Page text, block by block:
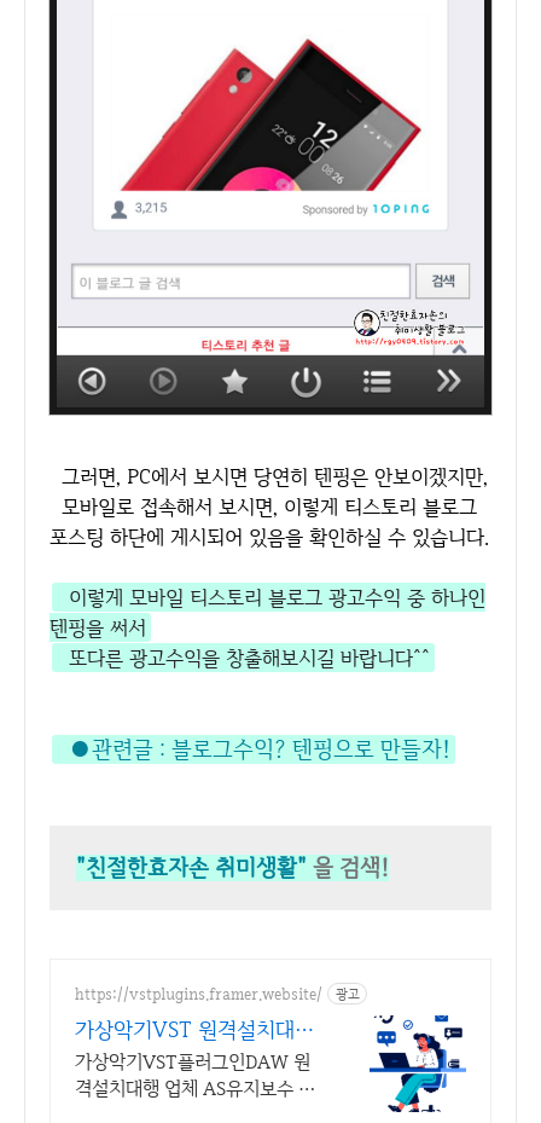
그러면, PC에서 보시면 당연히 텐핑은 안보이겠지만,
모바일로 접속해서 보시면, 이렇게 티스토리 블로그
포스팅 하단에 게시되어 있음을 확인하실 수 있습니다.
이렇게 모바일 티스토리 블로그 광고수익 중 하나인
텐핑을 써서
또다른 광고수익을 창출해보시길 바랍니다^^
●관련글 : 블로그수익? 텐핑으로 만들자!
"친절한효자손 취미생활" 을 검색!
https://vstplugins.framer.website/ 광고
가상악기VST 원격설치대행
가상악기플러그인 원격설치
대행
가상악기VST플러그인DAW 원
격설치대행 업체 AS유지보수 보